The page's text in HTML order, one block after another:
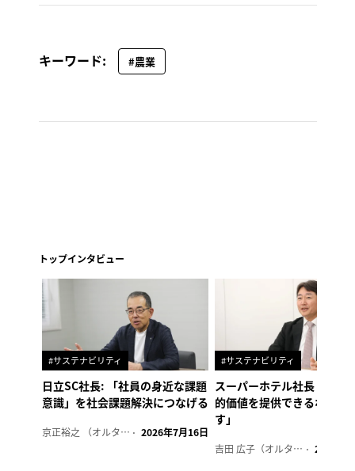
キーワード: #農業
トップインタビュー
#サステナビリティ
日立SC社長: 「社員の身近な課題
意識」を社会課題解決につなげる
京正裕之 （オルタナ副編集長） 2026年7月16日
#サステナビリティ
スーパーホテル社長「地域
的価値を提供できるホテル
す」
吉田 広子（オルタナ輪番編集長） 2026年6